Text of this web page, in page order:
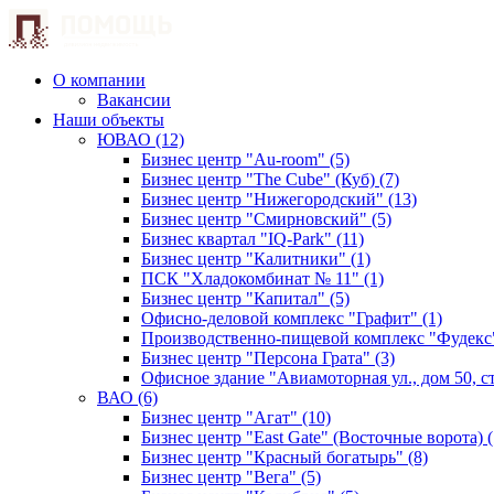
О компании
Вакансии
Наши объекты
ЮВАО (12)
Бизнес центр "Au-room" (5)
Бизнес центр "The Cube" (Куб) (7)
Бизнес центр "Нижегородский" (13)
Бизнес центр "Смирновский" (5)
Бизнес квартал "IQ-Park" (11)
Бизнес центр "Калитники" (1)
ПСК "Хладокомбинат № 11" (1)
Бизнес центр "Капитал" (5)
Офисно-деловой комплекс "Графит" (1)
Производственно-пищевой комплекс
Бизнес центр "Персона Грата" (3)
Офисное здание "Авиамоторная ул., дом 50,
ВАО (6)
Бизнес центр "Агат" (10)
Бизнес центр "East Gate" (Восточные ворота)
Бизнес центр "Красный богатырь" (8)
Бизнес центр "Вега" (5)